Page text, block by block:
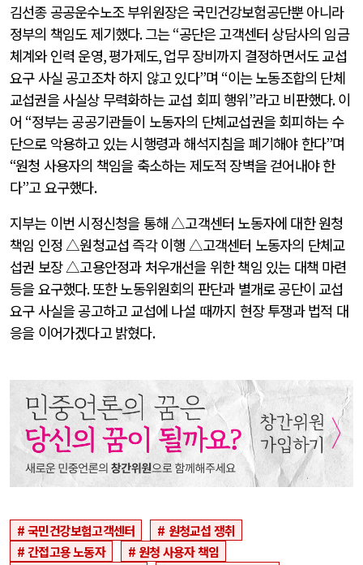
김선종 공공운수노조 부위원장은 국민건강보험공단뿐 아니라
정부의 책임도 제기했다.그는“공단은 고객센터 상담사의 임금
체계와 인력 운영,평가제도,업무 장비까지 결정하면서도 교섭
요구 사실 공고조차 하지 않고 있다”며 “이는 노동조합의 단체
교섭권을 사실상 무력화하는 교섭 회피 행위”라고 비판했다.이
어 “정부는 공공기관들이 노동자의 단체교섭권을 회피하는 수
단으로 악용하고 있는 시행령과 해석지침을 폐기해야 한다”며
“원청 사용자의 책임을 축소하는 제도적 장벽을 걷어내야 한
다”고 요구했다.
지부는 이번 시정신청을 통해 △고객센터 노동자에 대한 원청
책임 인정 △원청교섭 즉각 이행 △고객센터 노동자의 단체교
섭권 보장 △고용안정과 처우개선을 위한 책임 있는 대책 마련
등을 요구했다.또한 노동위원회의 판단과 별개로 공단이 교섭
요구 사실을 공고하고 교섭에 나설 때까지 현장 투쟁과 법적 대
응을 이어가겠다고 밝혔다.
국민건강보험고객센터
원청교섭 쟁취
간접고용 노동자
원청 사용자 책임